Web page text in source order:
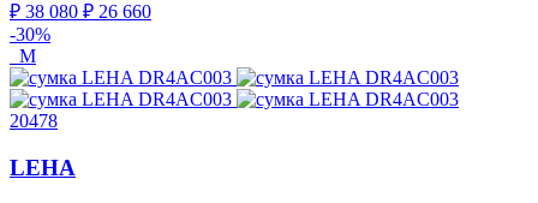
₽ 38 080 ₽ 26 660
-30%
M
20478
LEHA